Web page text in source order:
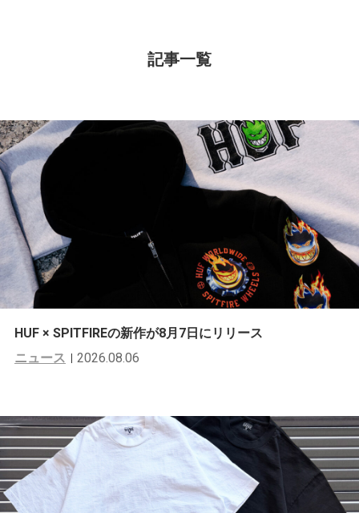
記事一覧
HUF × SPITFIREの新作が8月7日にリリース
ニュース
2026.08.06